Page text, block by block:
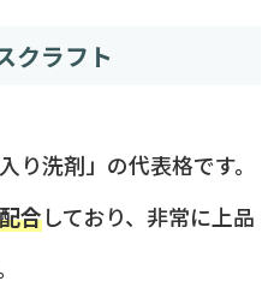
クラフト
り洗剤」の代表格です。
合しており、非常に上品